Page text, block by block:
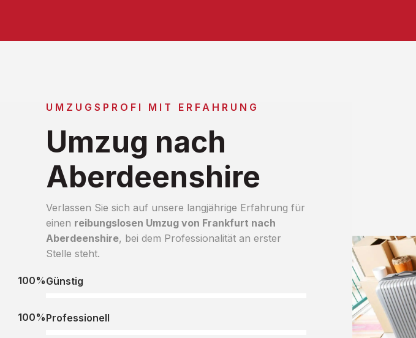
UMZUGSPROFI MIT ERFAHRUNG
Umzug nach
Aberdeenshire
Verlassen Sie sich auf unsere langjährige Erfahrung für
einen reibungslosen Umzug von Frankfurt nach
Aberdeenshire, bei dem Professionalität an erster
Stelle steht.
Günstig
100%
Professionell
100%